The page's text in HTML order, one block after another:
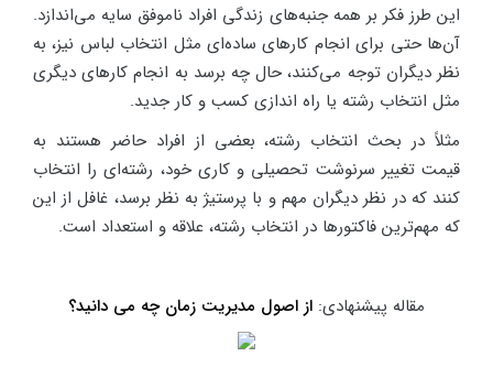
این طرز فکر بر همه جنبه‌های زندگی افراد ناموفق سایه می‌اندازد.
آن‌ها حتی برای انجام کارهای ساده‌ای مثل انتخاب لباس نیز، به
نظر دیگران توجه می‌کنند، حال چه برسد به انجام کارهای دیگری
مثل انتخاب رشته یا راه اندازی کسب و کار جدید.
مثلاً در بحث انتخاب رشته، بعضی از افراد حاضر هستند به
قیمت تغییر سرنوشت تحصیلی و کاری خود، رشته‌ای را انتخاب
کنند که در نظر دیگران مهم و با پرستیژ به نظر برسد، غافل از این
که مهم‌ترین فاکتورها در انتخاب رشته، علاقه و استعداد است.
مقاله پیشنهادی: از اصول مدیریت زمان چه می دانید؟